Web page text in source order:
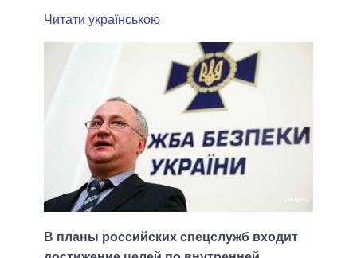
Читати українською
В планы российских спецслужб входит